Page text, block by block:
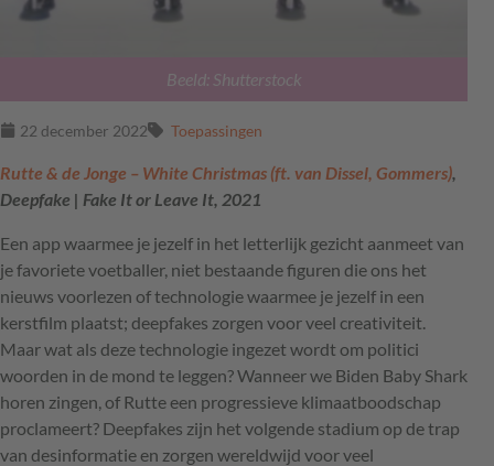
Beeld: Shutterstock
22 december 2022 Toepassingen
Rutte & de Jonge – White Christmas (ft. van Dissel, Gommers)
Deepfake | Fake It or Leave It, 2021
Een app waarmee je jezelf in het letterlijk gezicht aanmeet van
je favoriete voetballer, niet bestaande figuren die ons het
nieuws voorlezen of technologie waarmee je jezelf in een
kerstfilm plaatst; deepfakes zorgen voor veel creativiteit.
Maar wat als deze technologie ingezet wordt om politici
woorden in de mond te leggen? Wanneer we Biden Baby Shark
horen zingen, of Rutte een progressieve klimaatboodschap
proclameert? Deepfakes zijn het volgende stadium op de trap
van desinformatie en zorgen wereldwijd voor veel